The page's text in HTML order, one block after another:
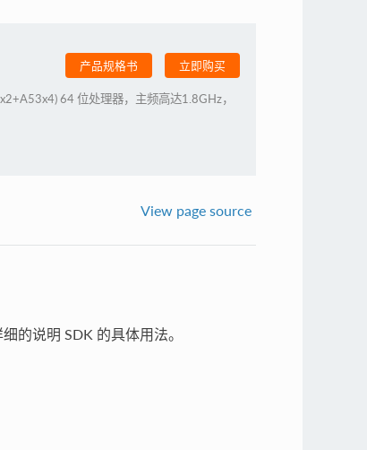
产品规格书 立即购买
64 位处理器，主频高达1.8GHz，
View page source
的说明 SDK 的具体用法。